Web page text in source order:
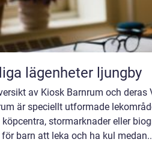
lägenheter ljungby
av Kiosk Barnrum och
är speciellt utformade
stormarknader eller
barn att leka och ha kul